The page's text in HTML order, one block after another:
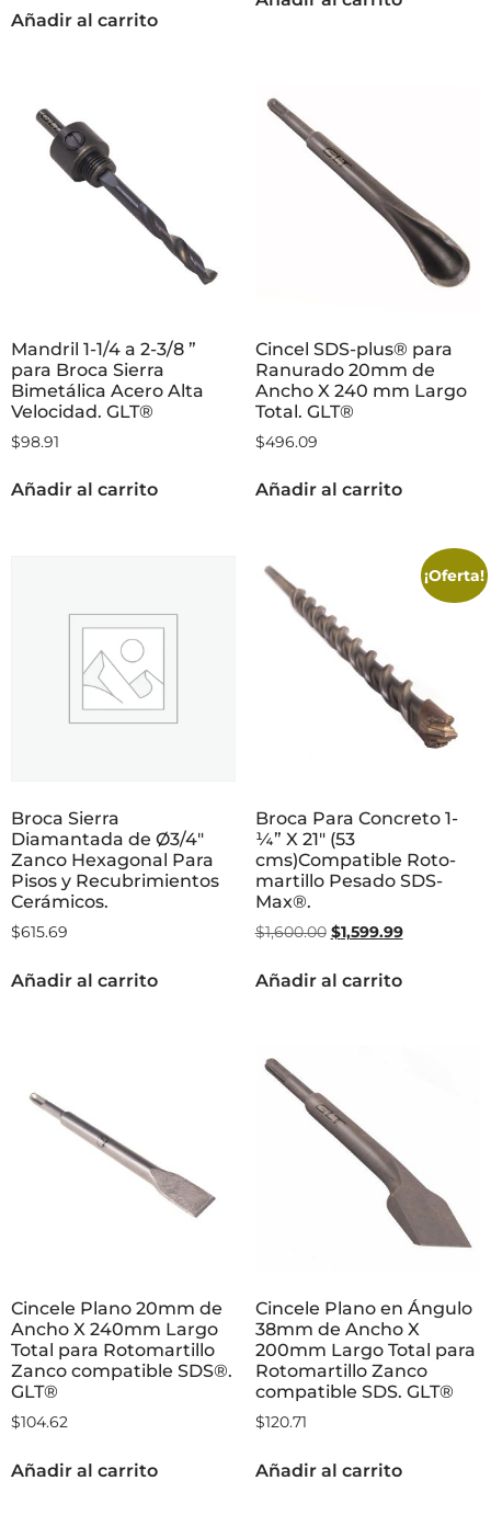
Añadir al carrito
Mandril 1-1/4 a 2-3/8 ”
para Broca Sierra
Bimetálica Acero Alta
Velocidad. GLT®
$98.91
Añadir al carrito
Cincel SDS-plus® para
Ranurado 20mm de
Ancho X 240 mm Largo
Total. GLT®
$496.09
Añadir al carrito
Broca Sierra
Diamantada de Ø3/4″
Zanco Hexagonal Para
Pisos y Recubrimientos
Cerámicos.
$615.69
Añadir al carrito
¡Oferta!
Broca Para Concreto 1-
¼” X 21″ (53
cms)Compatible Roto-
martillo Pesado SDS-
Max®.
$1,600.00 $1,599.99
Añadir al carrito
Cincele Plano 20mm de
Ancho X 240mm Largo
Total para Rotomartillo
Zanco compatible SDS®.
GLT®
$104.62
Añadir al carrito
Cincele Plano en Ángulo
38mm de Ancho X
200mm Largo Total para
Rotomartillo Zanco
compatible SDS. GLT®
$120.71
Añadir al carrito